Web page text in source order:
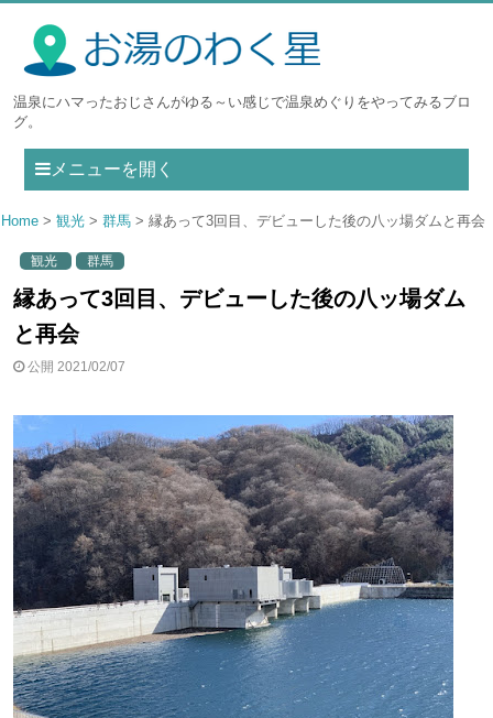
温泉にハマったおじさんがゆる～い感じで温泉めぐりをやってみるブロ
グ。
メニューを開く
Home 観光 群馬 縁あって3回目、デビューした後の八ッ場ダムと再会
観光 群馬
縁あって3回目、デビューした後の八ッ場ダム
と再会
公開 2021/02/07